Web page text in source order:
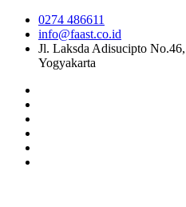
0274 486611
info@faast.co.id
Jl. Laksda Adisucipto
Yogyakarta